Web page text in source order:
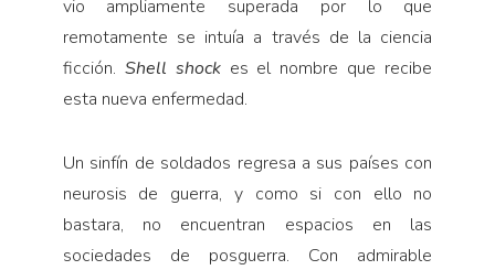
vio ampliamente superada por lo que
remotamente se intuía a través de la ciencia
ficción. Shell shock es el nombre que recibe
esta nueva enfermedad.
Un sinfín de soldados regresa a sus países con
neurosis de guerra, y como si con ello no
bastara, no encuentran espacios en las
sociedades de posguerra. Con admirable